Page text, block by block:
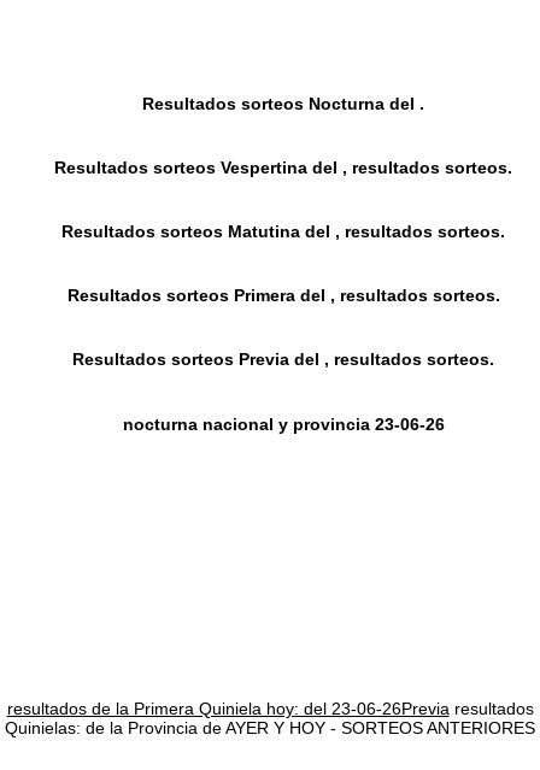
Resultados sorteos Nocturna del .
Resultados sorteos Vespertina del , resultados sorteos.
Resultados sorteos Matutina del , resultados sorteos.
Resultados sorteos Primera del , resultados sorteos.
Resultados sorteos Previa del , resultados sorteos.
nocturna nacional y provincia 23-06-26
resultados de la Primera Quiniela hoy: del 23-06-26Previa resultados
Quinielas: de la Provincia de AYER Y HOY - SORTEOS ANTERIORES